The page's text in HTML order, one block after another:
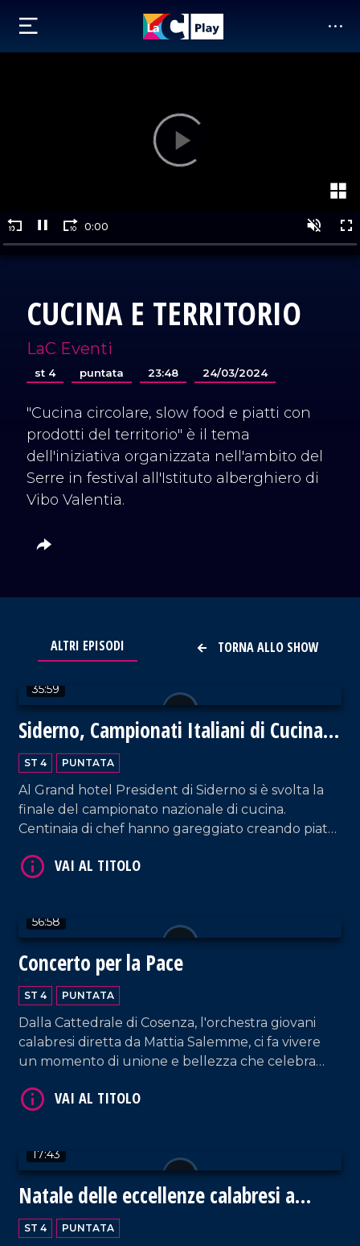
CUCINA E TERRITORIO
LaC Eventi
st 4 puntata 23:48 24/03/2024
"Cucina circolare, slow food e piatti con
prodotti del territorio" è il tema
dell'iniziativa organizzata nell'ambito del
Serre in festival all'Istituto alberghiero di
Vibo Valentia.
TORNA ALLO SHOW
ALTRI EPISODI
35:59
Siderno, Campionati Italiani di Cucina
2024
ST 4 PUNTATA
Al Grand hotel President di Siderno si è svolta la
finale del campionato nazionale di cucina.
Centinaia di chef hanno gareggiato creando piatti
unico, ricco di emozioni e sapori.
VAI AL TITOLO
56:58
Concerto per la Pace
ST 4 PUNTATA
Dalla Cattedrale di Cosenza, l'orchestra giovani
calabresi diretta da Mattia Salemme, ci fa vivere
un momento di unione e bellezza che celebra
17:43
Natale delle eccellenze calabresi a
Belvedere Marittimo
ST 4 PUNTATA
VAI AL TITOLO
VAI AL TITOLO